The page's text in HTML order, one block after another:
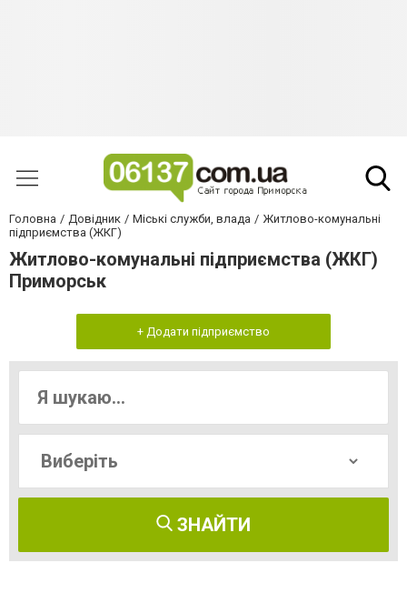
Головна Довідник Міські служби, влада
Житлово-комунальні
підприємства (ЖКГ)
Житлово-комунальні підприємства (ЖКГ)
Приморськ
+ Додати підприємство
ЗНАЙТИ